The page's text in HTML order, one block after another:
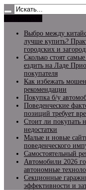
Выбро между
лучше купить?
городских и
Сколько стоят
ездить на Ладе
покупателя
Как избежать
рекомендации
Покупка б/у
Поведенческие
позиций требует
Стоит ли покупать
недостатки
Малые и новые
поведенческого
Самостоятельный
Автомобили 2026
автономные
Секционные
эффективности и